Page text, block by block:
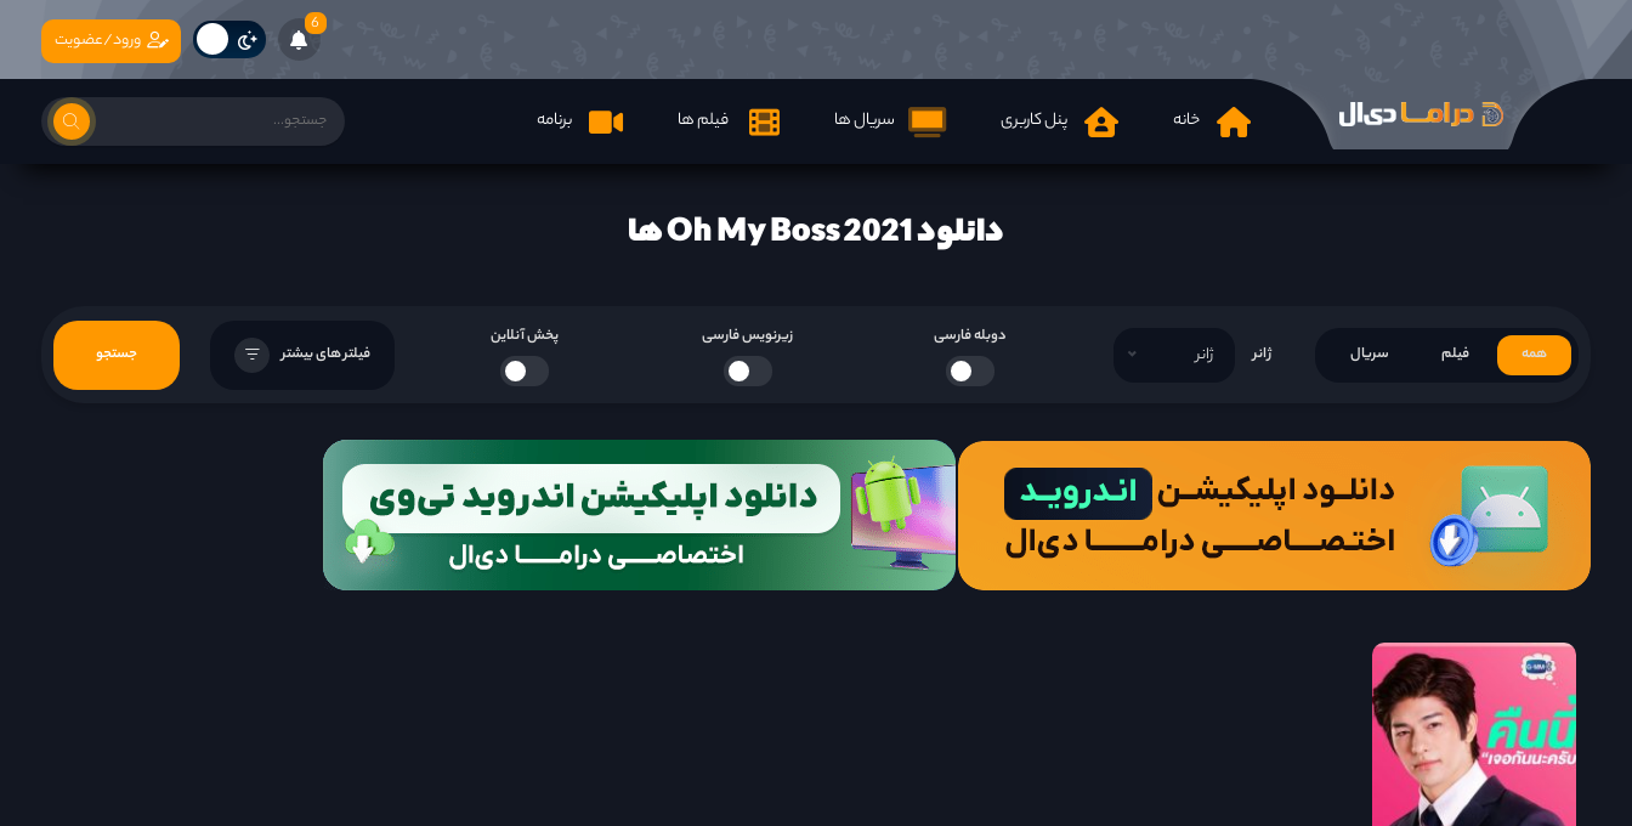
6
خانه پنل کاربری سریال ها فیلم ها برنامه
ورود/عضویت
دانلود Oh My Boss 2021 ها
همه فیلم سریال ژانر ژانر
دوبله فارسی زیرنویس فارسی پخش آنلاین
فیلتر های بیشتر جستجو